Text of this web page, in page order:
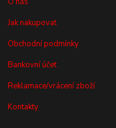
Jak nakupovat
Obchodní podmínky
Bankovní účet
Reklamace/vrácení zboží
Kontakty